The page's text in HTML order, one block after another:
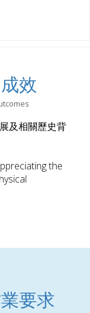
效
及相關歷史背
the
要求